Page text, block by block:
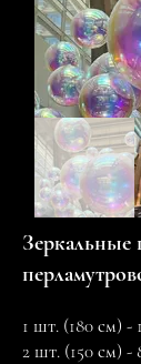
1 шт. (180 см)
2 шт. (150 см)